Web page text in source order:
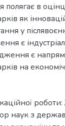
в
як
у
є
є
на
наук з